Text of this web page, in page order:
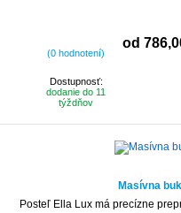
(0 hodnotení)
Dostupnosť:
dodanie do 11
týždňov
od
Masívna
Posteľ Ella Lux má precízne